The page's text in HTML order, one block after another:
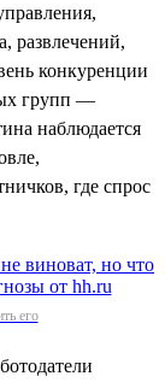
развлечений,
конкуренции
групп —
наблюдается
где спрос
его